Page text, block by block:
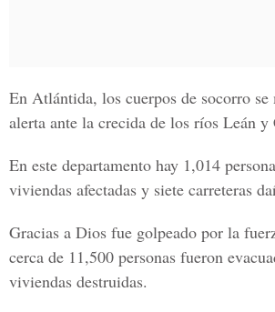
En Atlántida, los cuerpos de socorro se
alerta ante la crecida de los ríos Leán y
En este departamento hay 1,014
viviendas afectadas y siete carreteras
Gracias a Dios fue golpeado por la
cerca de 11,500 personas fueron
viviendas destruidas.